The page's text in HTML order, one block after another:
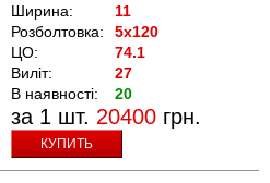
Ширина:
11
Розболтовка:
5x120
ЦО:
74.1
Виліт:
27
В наявності:
20
за 1 шт. 20400 грн.
КУПИТЬ